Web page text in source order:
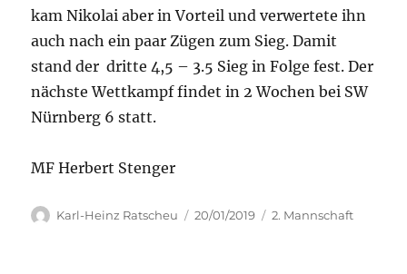
kam Nikolai aber in Vorteil und verwertete ihn
auch nach ein paar Zügen zum Sieg. Damit
stand der dritte 4,5 – 3.5 Sieg in Folge fest. Der
nächste Wettkampf findet in 2 Wochen bei SW
Nürnberg 6 statt.
MF Herbert Stenger
Autor
Karl-Heinz Ratscheu
Veröffentlicht
20/01/2019 Kategorien
2. Mannschaft